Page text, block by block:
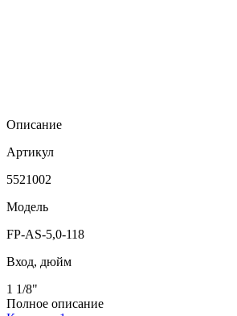
Описание
Артикул
5521002
Модель
FP-AS-5,0-118
Вход, дюйм
1 1/8"
Полное описание